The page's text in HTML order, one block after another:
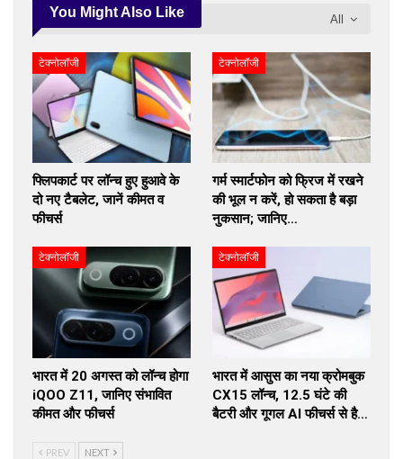
All
You Might Also Like
टेक्नोलॉजी
फ्लिपकार्ट पर लॉन्च हुए हुआवे के
दो नए टैबलेट, जानें कीमत व
फीचर्स
टेक्नोलॉजी
गर्म स्मार्टफोन को फ्रिज में रखने
की भूल न करें, हो सकता है बड़ा
नुकसान; जानिए…
टेक्नोलॉजी
भारत में 20 अगस्त को लॉन्च होगा
iQOO Z11, जानिए संभावित
कीमत और फीचर्स
टेक्नोलॉजी
भारत में आसुस का नया क्रोमबुक
CX15 लॉन्च, 12.5 घंटे की
बैटरी और गूगल AI फीचर्स से है…
PREV NEXT